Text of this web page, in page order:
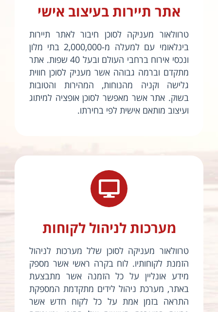
אתר תיירות בעיצוב אישי
טרוולאור מעניקה לסוכן חיבור לאתר תיירות
בינלאומי עם למעלה מ-2,000,000 בתי מלון
ונכסי אירוח ברחבי העולם ובעל 40 שפות. אתר
מתקדם וברמה גבוהה אשר מעניק לסוכן חווית
גלישה וקניה מהנוחות, המהירות והטובות
בשוק. אתר אשר מאפשר לסוכן אופציה למיתוג
ועיצוב מותאם אישית לפי בחירתו.
מערכות לניהול לקוחות
טרוולאור מעניקה לסוכן שלל מערכות לניהול
הזמנת לקוחותיו. לוח בקרה ראשי אשר מספק
מידע אונליין על כל הזמנה אשר מתבצעת
באתר, מערכת ניהול לידים מתקדמת המספקת
התראה בזמן אמת על כל לקוח חדש אשר